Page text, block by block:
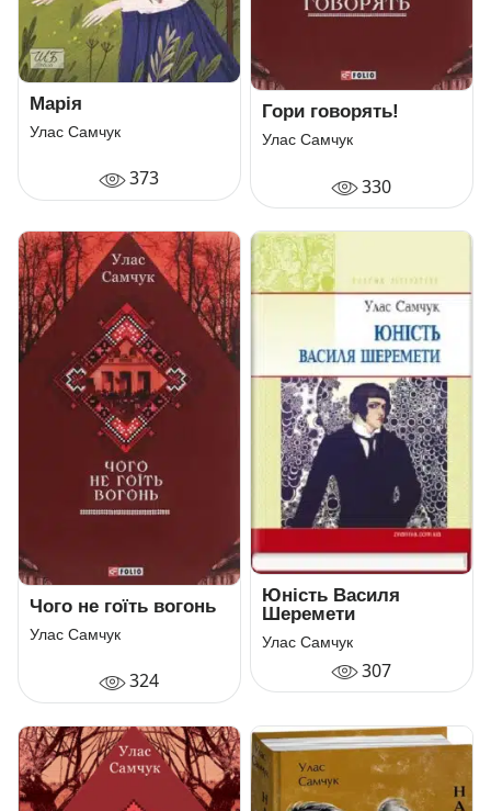
Марія
Улас Самчук
373
Гори говорять!
Улас Самчук
330
Чого не гоїть вогонь
Улас Самчук
324
Юність Василя
Шеремети
Улас Самчук
307